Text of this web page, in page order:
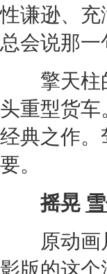
性谦逊、
总会说那一
擎天柱的
头重型货
经典之作
要。
摇晃
原动画片
影版的这个